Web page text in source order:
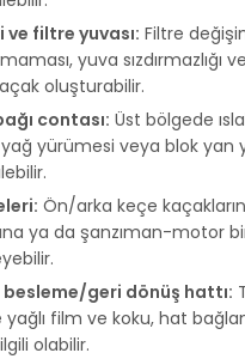
filtre yuvası: Filtre
yuva sızdırmazlığı
oluşturabilir.
contası: Üst bölgede
yürümesi veya blok yan
Ön/arka keçe
ya da şanzıman-motor
geri dönüş hattı:
film ve koku, hat
olabilir.